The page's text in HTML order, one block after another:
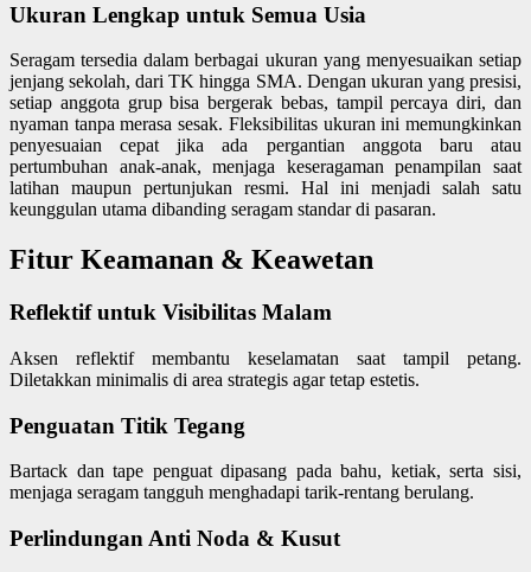
Ukuran Lengkap untuk Semua Usia
Seragam tersedia dalam berbagai ukuran yang menyesuaikan setiap
jenjang sekolah, dari TK hingga SMA. Dengan ukuran yang presisi,
setiap anggota grup bisa bergerak bebas, tampil percaya diri, dan
nyaman tanpa merasa sesak. Fleksibilitas ukuran ini memungkinkan
penyesuaian cepat jika ada pergantian anggota baru atau
pertumbuhan anak-anak, menjaga keseragaman penampilan saat
latihan maupun pertunjukan resmi. Hal ini menjadi salah satu
keunggulan utama dibanding seragam standar di pasaran.
Fitur Keamanan & Keawetan
Reflektif untuk Visibilitas Malam
Aksen reflektif membantu keselamatan saat tampil petang.
Diletakkan minimalis di area strategis agar tetap estetis.
Penguatan Titik Tegang
Bartack dan tape penguat dipasang pada bahu, ketiak, serta sisi,
menjaga seragam tangguh menghadapi tarik-rentang berulang.
Perlindungan Anti Noda & Kusut